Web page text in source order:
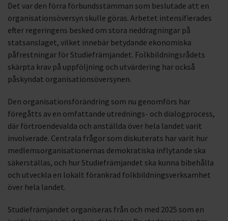
Det var den förra förbundsstämman som beslutade att en
organisationsöversyn skulle göras. Arbetet intensifierades
efter regeringens besked om stora neddragningar på
statsanslaget, vilket innebär betydande ekonomiska
påfrestningar för Studiefrämjandet. Folkbildningsrådets
skärpta krav på uppföljning och utvärdering har också
påskyndat organisationsöversynen.
Den organisationsförändring som nu genomförs har
föregåtts av en omfattande utrednings- och dialogprocess,
där förtroendevalda och anställda över hela landet varit
involverade. Centrala frågor som diskuterats har varit hur
medlemsorganisationernas demokratiska inflytande ska
säkerställas, och hur Studiefrämjandet ska kunna bibehålla
och utveckla en lokalt förankrad folkbildningsverksamhet
över hela landet.
Studiefrämjandet organiseras från och med 2025 som en